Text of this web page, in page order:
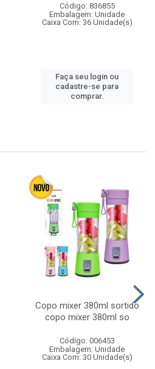
Código: 836855
Embalagem: Unidade
Caixa Com: 36 Unidade(s)
Faça seu login ou
cadastre-se para
comprar.
Copo mixer 380ml sortido
copo mixer 380ml so
Código: 006453
Embalagem: Unidade
Caixa Com: 30 Unidade(s)